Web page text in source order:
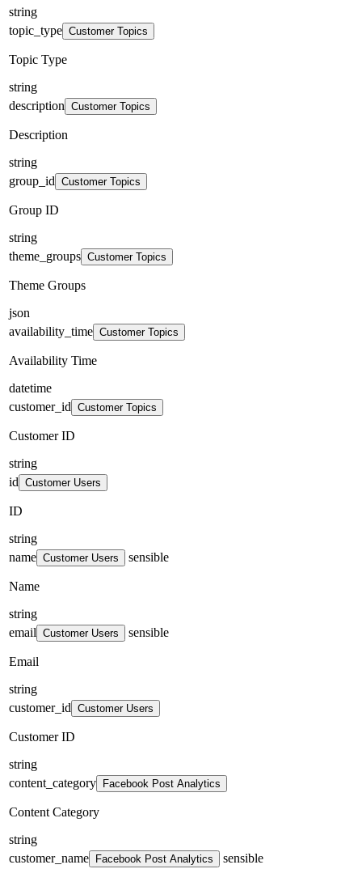
string
topic_type Customer Topics
Topic Type
string
description Customer Topics
Description
string
group_id Customer Topics
Group ID
string
theme_groups Customer Topics
Theme Groups
json
availability_time Customer Topics
Availability Time
datetime
customer_id Customer Topics
Customer ID
string
id Customer Users
ID
string
name Customer Users sensible
Name
string
email Customer Users sensible
Email
string
customer_id Customer Users
Customer ID
string
content_category
Facebook Post Analytics
Content Category
string
customer_name
Facebook Post Analytics sensible